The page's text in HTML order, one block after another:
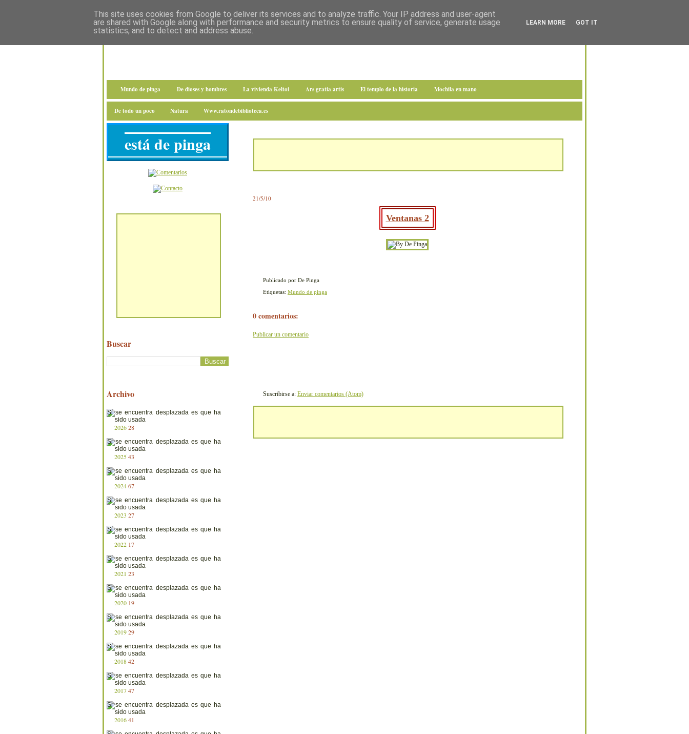
Mundo de pinga De dioses y hombres La vivienda Keltoi Ars gratia artis El templo de la historia Mochila en mano
De todo un poco Natura Www.ratondebiblioteca.es
21/5/10
Ventanas 2
Publicado por De Pinga
Etiquetas: Mundo de pinga
0 comentarios:
Publicar un comentario
Suscribirse a: Enviar comentarios (Atom)
está de pinga
Buscar
Archivo
202628
202543
202467
2023 27
2022 17
2021 23
2020 19
201929
201842
201747
201641
This site uses cookies from Google to deliver its services and to analyze traffic. Your IP address and user-agent
are shared with Google along with performance and security metrics to ensure quality of service, generate usage
statistics, and to detect and address abuse.
LEARN MORE GOT IT